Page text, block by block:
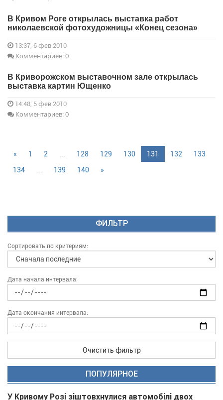
В Кривом Роге открылась выставка работ
николаевской фотохудожницы «Конец сезона»
13:37, 6 фев 2010
Комментариев: 0
В Криворожском выставочном зале открылась
выставка картин Ющенко
14:48, 5 фев 2010
Комментариев: 0
« 1 2 ... 128 129 130 131 132
133
134
... 139 140 »
ФИЛЬТР
Сортировать по критериям:
Дата начала интервала:
Дата окончания интервала:
Очистить фильтр
ПОПУЛЯРНОЕ
У Кривому Розі зіштовхнулися автомобілі двох